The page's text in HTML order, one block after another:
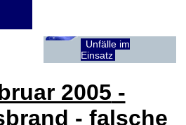
Unfälle im
Einsatz
2005 -
- falsche